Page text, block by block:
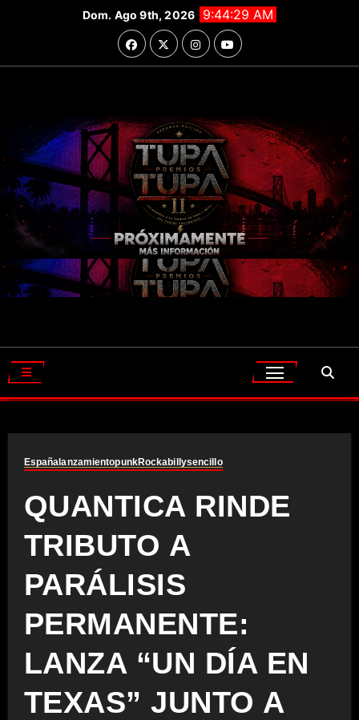
Dom. Ago 9th, 2026 9:44:30 AM
EspañalanzamientopunkRockabillysencillo
QUANTICA RINDE
TRIBUTO A
PARÁLISIS
PERMANENTE:
LANZA “UN DÍA EN
TEXAS” JUNTO A